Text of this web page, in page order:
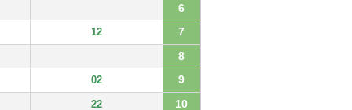
6
12
7
8
02 9
22 10